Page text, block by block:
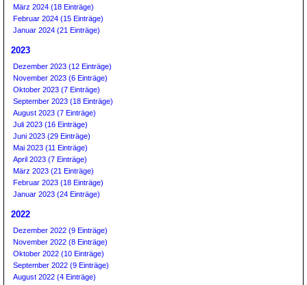
März 2024 (18 Einträge)
Februar 2024 (15 Einträge)
Januar 2024 (21 Einträge)
2023
Dezember 2023 (12 Einträge)
November 2023 (6 Einträge)
Oktober 2023 (7 Einträge)
September 2023 (18 Einträge)
August 2023 (7 Einträge)
Juli 2023 (16 Einträge)
Juni 2023 (29 Einträge)
Mai 2023 (11 Einträge)
April 2023 (7 Einträge)
März 2023 (21 Einträge)
Februar 2023 (18 Einträge)
Januar 2023 (24 Einträge)
2022
Dezember 2022 (9 Einträge)
November 2022 (8 Einträge)
Oktober 2022 (10 Einträge)
September 2022 (9 Einträge)
August 2022 (4 Einträge)